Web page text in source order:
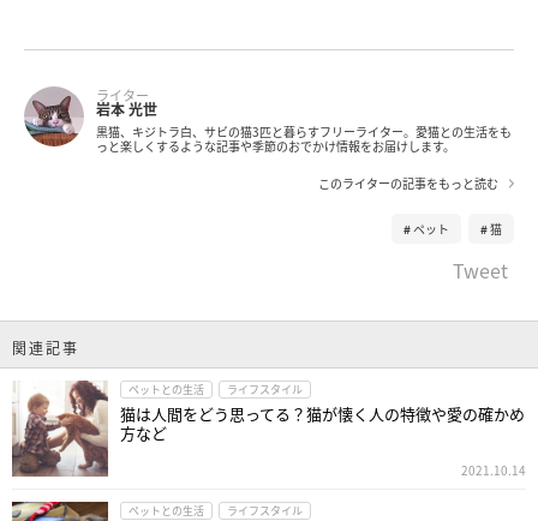
ライター
岩本 光世
黒猫、キジトラ白、サビの猫3匹と暮らすフリーライター。愛猫との生活をも
っと楽しくするような記事や季節のおでかけ情報をお届けします。
このライターの記事をもっと読む
ペット 猫
Tweet
関連記事
ペットとの生活 ライフスタイル
猫は人間をどう思ってる？猫が懐く人の特徴や愛の確かめ
方など
2021.10.14
ペットとの生活 ライフスタイル